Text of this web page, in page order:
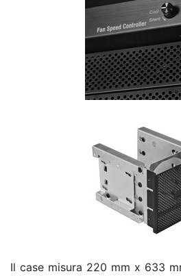
Il case misura 220 mm x 633